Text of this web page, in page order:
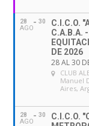
28
AGO
30
C.I.C.O.
C.A.B.A.
DE 2026
28 AL 30
CLUB
Manuel
Aires,
28
AGO
30
C.I.C.O.